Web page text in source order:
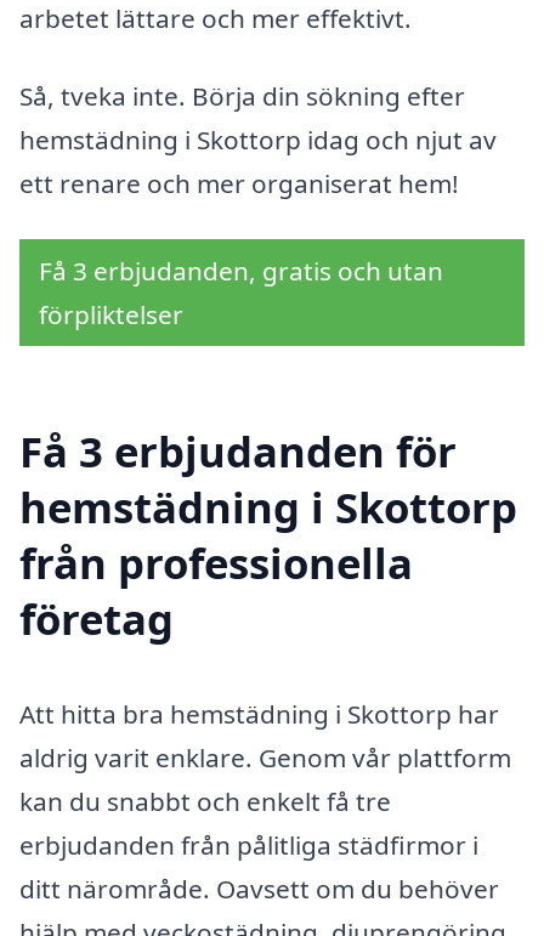
arbetet lättare och mer effektivt.
Så, tveka inte. Börja din sökning efter
hemstädning i Skottorp idag och njut av
ett renare och mer organiserat hem!
Få 3 erbjudanden, gratis och utan
förpliktelser
Få 3 erbjudanden för
hemstädning i Skottorp
från professionella
företag
Att hitta bra hemstädning i Skottorp har
aldrig varit enklare. Genom vår plattform
kan du snabbt och enkelt få tre
erbjudanden från pålitliga städfirmor i
ditt närområde. Oavsett om du behöver